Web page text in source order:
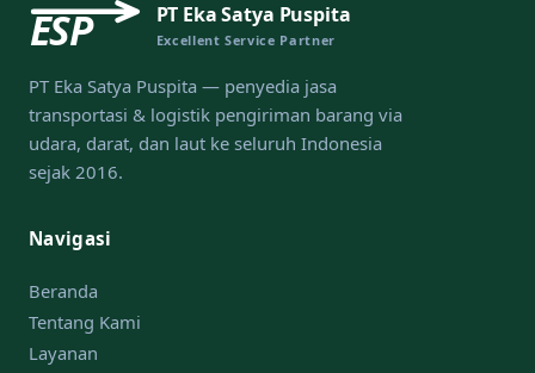
ESP PT Eka Satya Puspita
Excellent Service Partner
PT Eka Satya Puspita — penyedia jasa
transportasi & logistik pengiriman barang via
udara, darat, dan laut ke seluruh Indonesia
sejak 2016.
Navigasi
Beranda
Tentang Kami
Layanan